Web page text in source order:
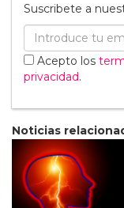
Suscribete a
Acepto los
privacidad.
Noticias